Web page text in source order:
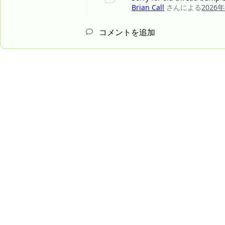
Brian Call さんによる2026
コメントを追加